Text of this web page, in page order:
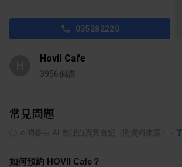
035282220
Hovii Cafe
3956個讚
常見問題
本問答由 AI 整理自真實食記（附資料來源）
如何預約 HOVII Cafe？